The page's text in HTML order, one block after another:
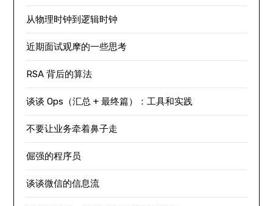
从物理时钟到逻辑时钟
近期面试观摩的一些思考
RSA 背后的算法
谈谈 Ops（汇总 + 最终篇）：工具和实践
不要让业务牵着鼻子走
倔强的程序员
谈谈微信的信息流